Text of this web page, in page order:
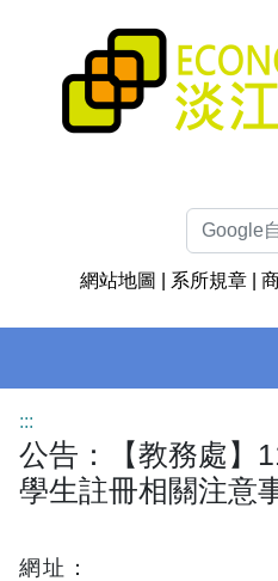
網站地圖 系所規章 |
:::
公告：【教務處】
學生註冊相關注意
網址：